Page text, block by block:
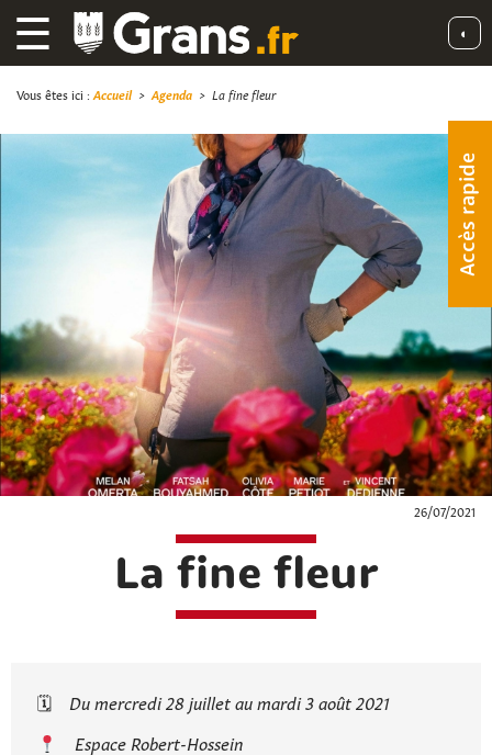
☰ ◐
Accès rapide
Vous êtes ici : Accueil> Agenda > La fine fleur
26/07/2021
La fine fleur
🗓
Du mercredi 28 juillet au mardi 3 août 2021
Espace Robert-Hossein